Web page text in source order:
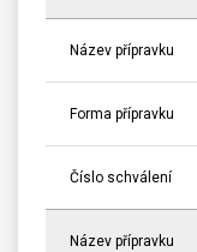
Název přípravku
Forma přípravku
Číslo schválení
Název přípravku